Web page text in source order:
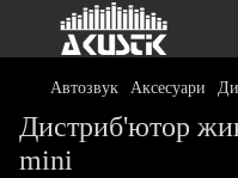
Автозвук Аксесуари
Дистриб'ютор
mini